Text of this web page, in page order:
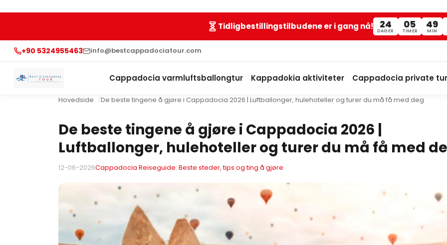
Tidligbestillingstilbudene er i gang nå! 24
DAGER
05
TIMER
49
MIN
+90 5324955463 info@bestcappadociatour.com
Cappadocia varmluftsballongtur Kappadokia aktiviteter Cappadocia private
Hovedside De beste tingene å gjøre i Cappadocia 2026 | Luftballonger, hulehoteller og turer du må få med deg
De beste tingene å gjøre i Cappadocia 2026 |
Luftballonger, hulehoteller og turer du må få med
12-06-2026Cappadocia Reiseguide: Beste steder, tips og ting å gjøre